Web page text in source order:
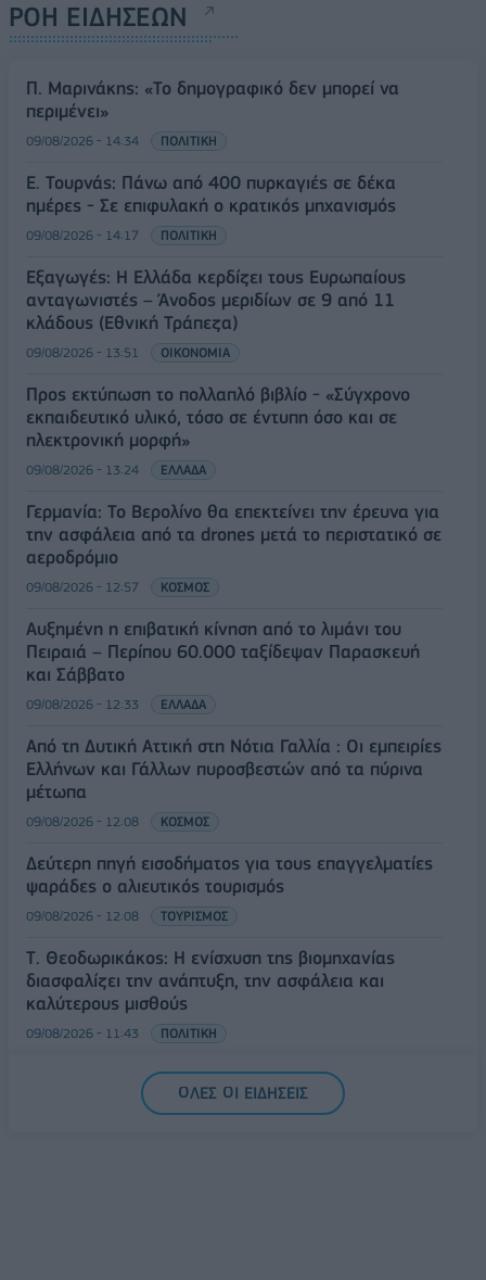
ΡΟΗ ΕΙΔΗΣΕΩΝ
Π. Μαρινάκης: «Το δημογραφικό δεν μπορεί να
περιμένει»
09/08/2026 - 14:34 ΠΟΛΙΤΙΚΗ
Ε. Τουρνάς: Πάνω από 400 πυρκαγιές σε δέκα
ημέρες - Σε επιφυλακή ο κρατικός μηχανισμός
09/08/2026 - 14:17 ΠΟΛΙΤΙΚΗ
Εξαγωγές: Η Ελλάδα κερδίζει τους Ευρωπαίους
ανταγωνιστές – Άνοδος μεριδίων σε 9 από 11
κλάδους (Εθνική Τράπεζα)
09/08/2026 - 13:51 ΟΙΚΟΝΟΜΙΑ
Προς εκτύπωση το πολλαπλό βιβλίο - «Σύγχρονο
εκπαιδευτικό υλικό, τόσο σε έντυπη όσο και σε
ηλεκτρονική μορφή»
09/08/2026 - 13:24 ΕΛΛΑΔΑ
Γερμανία: Το Βερολίνο θα επεκτείνει την έρευνα για
την ασφάλεια από τα drones μετά το περιστατικό σε
αεροδρόμιο
09/08/2026 - 12:57 ΚΟΣΜΟΣ
Αυξημένη η επιβατική κίνηση από το λιμάνι του
Πειραιά – Περίπου 60.000 ταξίδεψαν Παρασκευή
και Σάββατο
09/08/2026 - 12:33 ΕΛΛΑΔΑ
Από τη Δυτική Αττική στη Νότια Γαλλία : Οι εμπειρίες
Ελλήνων και Γάλλων πυροσβεστών από τα πύρινα
μέτωπα
09/08/2026 - 12:08 ΚΟΣΜΟΣ
Δεύτερη πηγή εισοδήματος για τους επαγγελματίες
ψαράδες ο αλιευτικός τουρισμός
09/08/2026 - 12:08 ΤΟΥΡΙΣΜΟΣ
Τ. Θεοδωρικάκος: Η ενίσχυση της βιομηχανίας
διασφαλίζει την ανάπτυξη, την ασφάλεια και
καλύτερους μισθούς
09/08/2026 - 11:43 ΠΟΛΙΤΙΚΗ
Υπ. Μεταφορών: Οριστική λύση στο ζήτημα των
πινακίδων κυκλοφορίας - Τέλος στις χρονοβόρες
ΟΛΕΣ ΟΙ ΕΙΔΗΣΕΙΣ